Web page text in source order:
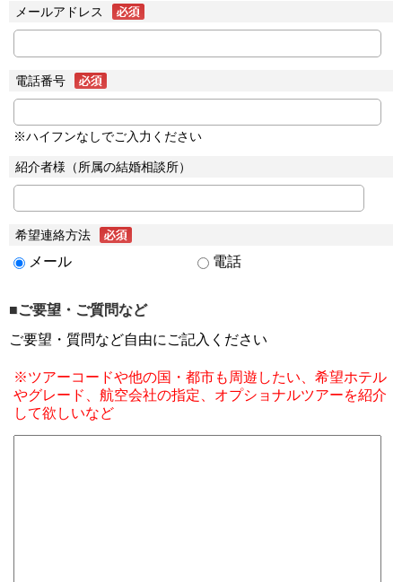
メールアドレス
電話番号
※ハイフンなしでご入力ください
紹介者様（所属の結婚相談所）
希望連絡方法
メール 電話
■ご要望・ご質問など
ご要望・質問など自由にご記入ください
※ツアーコードや他の国・都市も周遊したい、希望ホテル
やグレード、航空会社の指定、オプショナルツアーを紹介
して欲しいなど